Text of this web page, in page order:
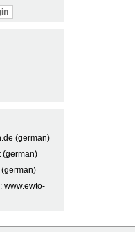
(german)
(german)
www.ewto-